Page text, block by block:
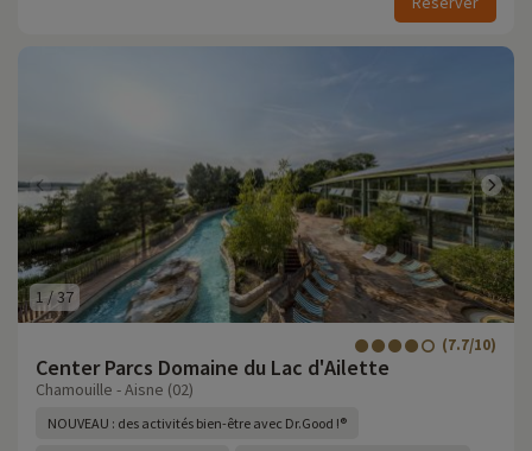
1 /37
Center Parcs Domaine du Lac d'Ailette
(7.7/10)
Chamouille - Aisne (02)
NOUVEAU : des activités bien-être avec Dr.Good !®